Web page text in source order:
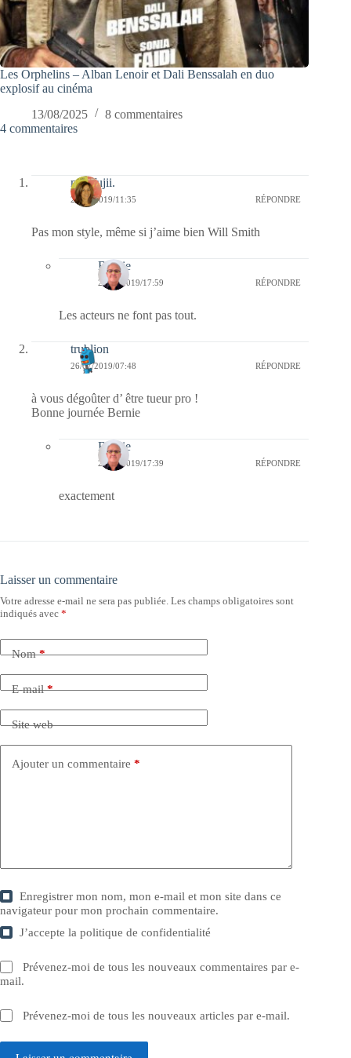
Les Orphelins – Alban Lenoir et Dali Benssalah en duo
explosif au cinéma
13/08/2025
8 commentaires
4 commentaires
missfujii.
28/07/2019/11:35 RÉPONDRE
Pas mon style, même si j’aime bien Will Smith
Bernie
28/07/2019/17:59 RÉPONDRE
Les acteurs ne font pas tout.
trublion
26/07/2019/07:48 RÉPONDRE
à vous dégoûter d’ être tueur pro !
Bonne journée Bernie
Bernie
26/07/2019/17:39 RÉPONDRE
exactement
Laisser un commentaire
Votre adresse e-mail ne sera pas publiée. Les champs obligatoires sont
indiqués avec *
Nom*
E-mail*
Site web
Ajouter un commentaire *
Enregistrer mon nom, mon e-mail et mon site dans ce
navigateur pour mon prochain commentaire.
J’accepte lapolitique de confidentialité
Prévenez-moi de tous les nouveaux commentaires par e-
mail.
Prévenez-moi de tous les nouveaux articles par e-mail.